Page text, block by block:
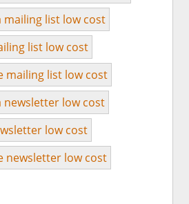
list low cost
list low cost
mailing list low cost
low cost
low cost
newsletter low cost